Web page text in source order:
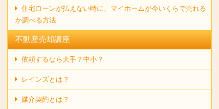
住宅ローンが払えない時に、マイホームが今いくらで売れる
か調べる方法
不動産売却講座
依頼するなら大手？中小？
レインズとは？
媒介契約とは？